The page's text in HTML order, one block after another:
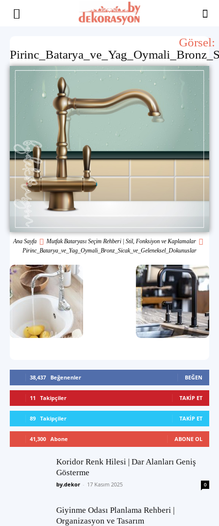
Yaşam
Alanınıza
Görsel:
Ana Sayfa
Mutfak Bataryası Seçim Rehberi | Stil, Fonksiyon ve Kaplamalar
Pirinc_Batarya_ve_Yag_Oymali_Bronz_Sicak_ve_Geleneksel_Dokunuslar
38,437 Beğenenler BEĞEN
11 Takipçiler TAKIP ET
89 Takipçiler TAKIP ET
41,300 Abone ABONE OL
Koridor Renk Hilesi | Dar Alanları Geniş
Gösterme
by.dekor - 17 Kasım 2025 0
Giyinme Odası Planlama Rehberi |
Organizasyon ve Tasarım